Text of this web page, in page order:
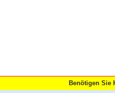
Benötigen Sie